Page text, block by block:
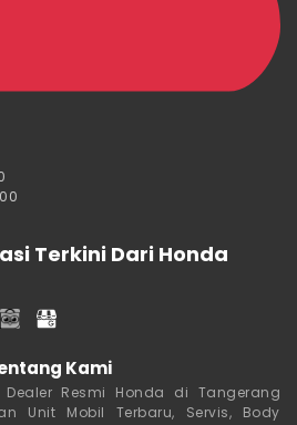
Terkini Dari Honda
Kami
Resmi Honda di Tangerang
Unit Mobil Terbaru, Servis, Body